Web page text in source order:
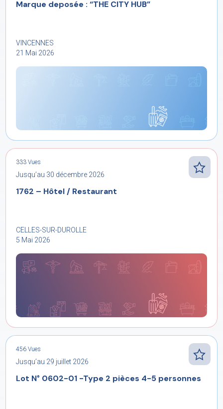
Marque deposée : “THE CITY HUB”
VINCENNES
21 Mai 2026
333 Vues
Jusqu’au 30 décembre 2026
1762 – Hôtel / Restaurant
CELLES-SUR-DUROLLE
5 Mai 2026
456 Vues
Jusqu’au 29 juillet 2026
Lot N° 0602-01 -Type 2 pièces 4-5 personnes